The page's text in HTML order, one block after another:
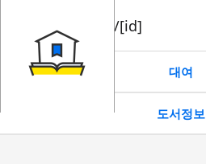
book/rent/[id]
대여
도서정보